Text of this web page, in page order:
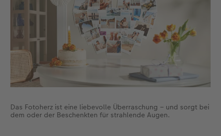
Das Fotoherz ist eine liebevolle Überraschung – und sorgt bei
dem oder der Beschenkten für strahlende Augen.